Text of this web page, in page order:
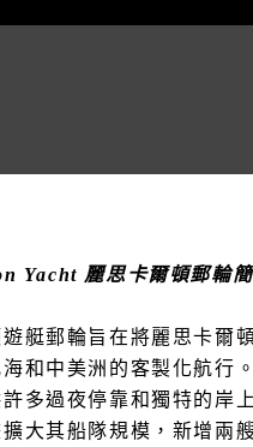
Yacht 麗思卡爾頓郵輪
艇郵輪旨在將麗思卡爾
和中美洲的客製化航行
多過夜停靠和獨特的岸
大其船隊規模，新增兩